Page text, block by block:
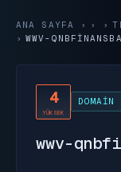
ANA SAYFA ›
WWV-
4
YÜKSEK
DOMAIN
wwv-